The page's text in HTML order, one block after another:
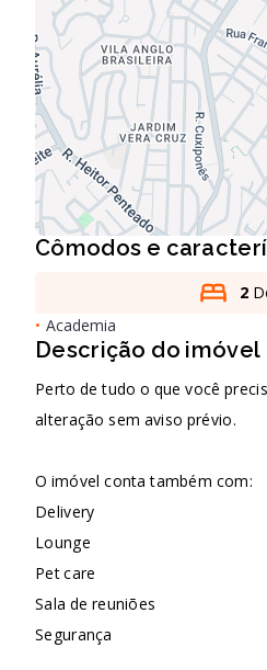
Cômodos e
2
• Academia
Descrição do imóvel
Perto de tudo o que você
alteração sem aviso prévio.
O imóvel conta também com:
Delivery
Lounge
Pet care
Sala de reuniões
Segurança